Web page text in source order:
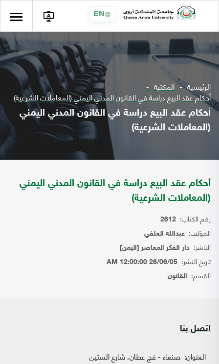
EN
الرئيسية المكتبة
أحكام عقد البيع دراسة في القانون المدني اليمني (المعاملات الشرعية)
أحكام عقد البيع دراسة في القانون المدني اليمني
(المعاملات الشرعية)
أحكام عقد البيع دراسة في القانون المدني اليمني
(المعاملات الشرعية)
رقم الكتاب: 2612
المؤلف: عبدالله العلفي
الناشر: دار الفكر المعاصر [اليمن]
تاريخ النشر: 26/06/05 12:00:00 AM
القسم: القانون
اتصل بنا
العنوان: صنعاء - فج عطان، شارع الستين